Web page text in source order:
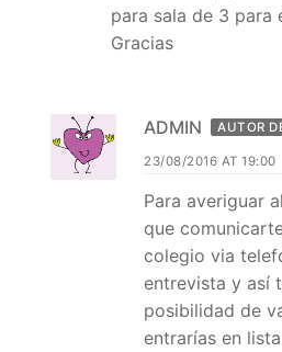
para sala de 3 para
Gracias
ADMIN AUTOR
23/08/2016 AT 19:00
Para averiguar
que
colegio via
entrevista y así
posibilidad de
entrarías en